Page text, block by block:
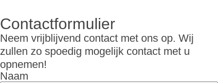
Contactformulier
Neem vrijblijvend contact met ons op. Wij
zullen zo spoedig mogelijk contact met u
opnemen!
Naam